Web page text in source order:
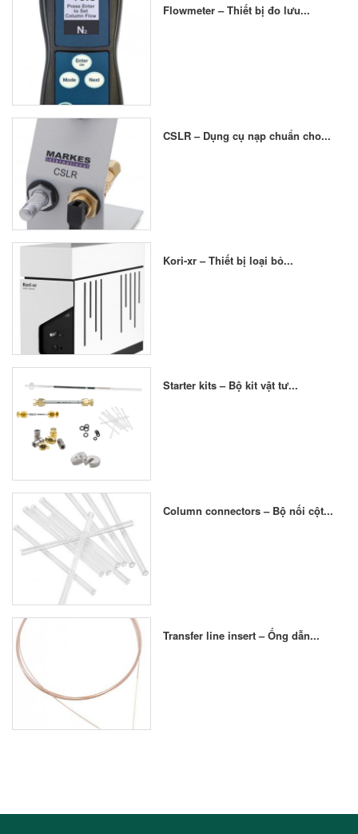
Flowmeter – Thiết bị đo lưu...
CSLR – Dụng cụ nạp chuẩn cho...
Kori-xr – Thiết bị loại bỏ...
Starter kits – Bộ kit vật tư...
Column connectors – Bộ nối cột...
Transfer line insert – Ống dẫn...